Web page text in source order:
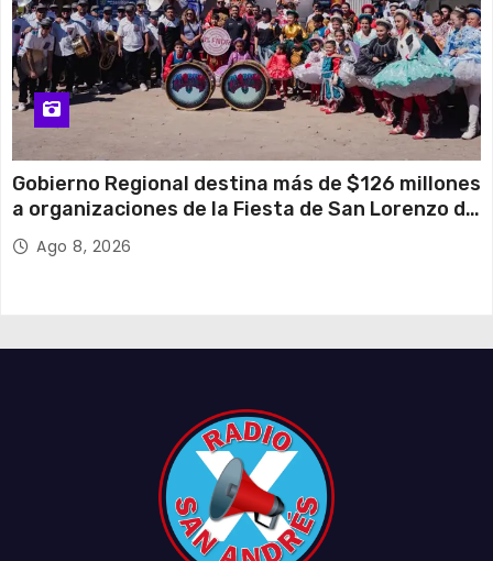
Gobierno Regional destina más de $126 millones
a organizaciones de la Fiesta de San Lorenzo de
Tarapacá
Ago 8, 2026